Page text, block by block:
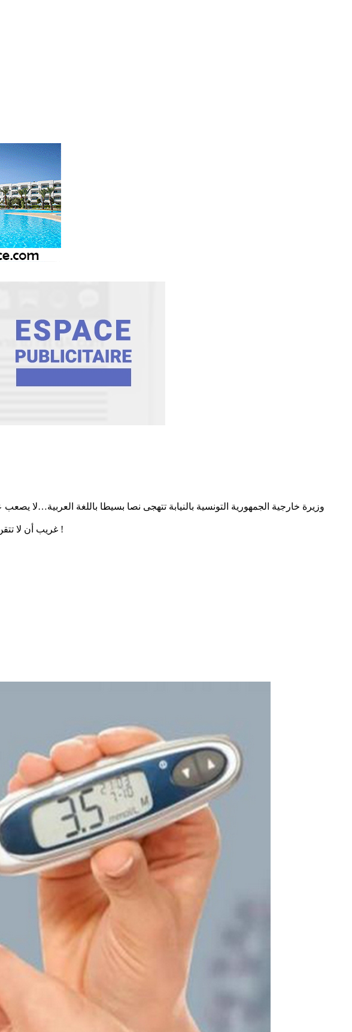
وزيرة خارجية الجمهورية التونسية بالنيابة تتهجى نصا بسيطا باللغة العربية…لا
غريب أن لا تتقن الوزيرة لغة بلدها…ورئيسها المشرف على الديبلوماسية هو الرئيس الأكثر تعلقا وتمسكا وتكلما باللغة العربية الفصحى !